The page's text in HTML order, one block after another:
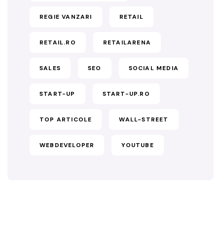
REGIE VANZARI RETAIL
RETAIL.RO RETAILARENA
SALES SEO SOCIAL MEDIA
START-UP START-UP.RO
TOP ARTICOLE WALL-STREET
WEBDEVELOPER YOUTUBE